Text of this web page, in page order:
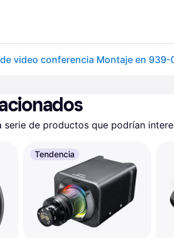
serie de productos que podrían
Tendencia